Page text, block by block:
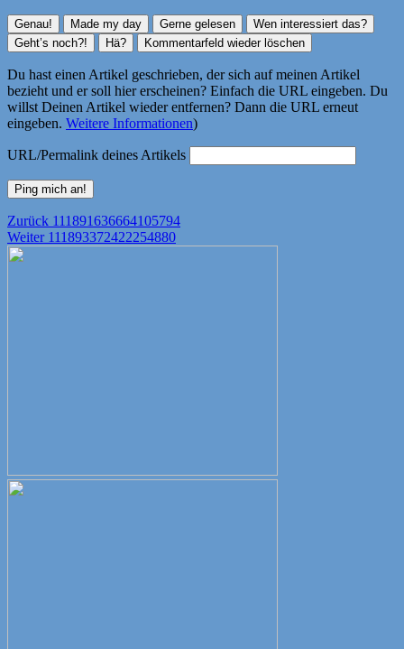
Du hast einen Artikel geschrieben, der sich auf meinen Artikel
bezieht und er soll hier erscheinen? Einfach die URL eingeben. Du
willst Deinen Artikel wieder entfernen? Dann die URL erneut
eingeben. Weitere Informationen)
URL/Permalink deines Artikels
Beitragsnavigation
Zurück Vorheriger
Beitrag:
111891636664105794
Weiter Nächster
111893372422254880